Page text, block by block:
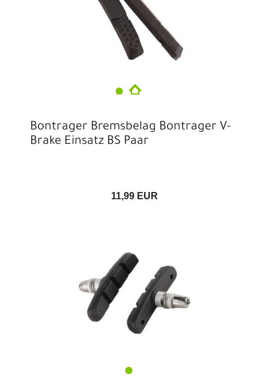
Bontrager Bremsbelag Bontrager V-
Brake Einsatz BS Paar
11,99 EUR